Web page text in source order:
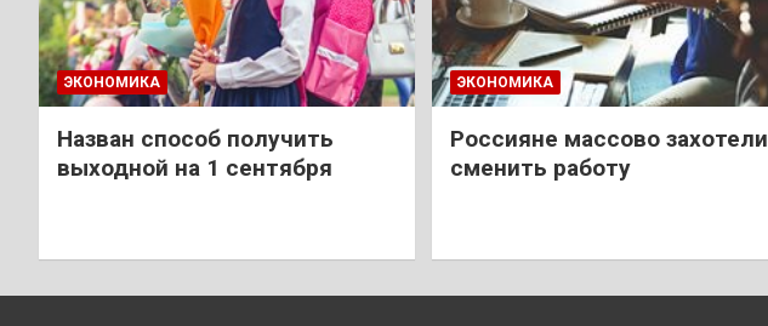
ЭКОНОМИКА
Назван способ получить
выходной на 1 сентября
ЭКОНОМИКА
Россияне массово захотели
сменить работу